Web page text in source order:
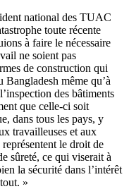
national des TUAC
toute récente
à faire le nécessaire
ne soient pas
de construction qui
Bangladesh même qu’à
des bâtiments
que celle-ci soit
dans tous les pays, y
travailleuses et aux
le droit de
sûreté, ce qui viserait à
la sécurité dans l’intérêt
»